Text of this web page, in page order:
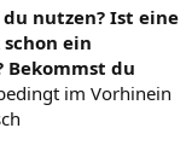
nutzen? Ist eine
ein
du
im Vorhinein